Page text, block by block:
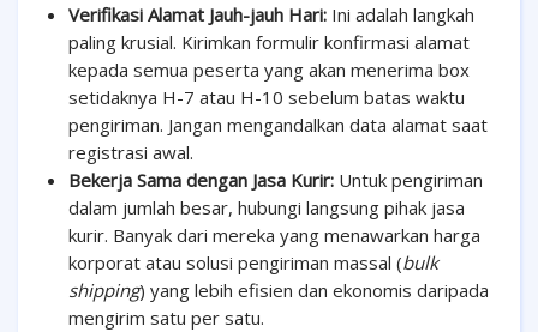
Verifikasi Alamat Jauh-jauh Hari: Ini adalah langkah
paling krusial. Kirimkan formulir konfirmasi alamat
kepada semua peserta yang akan menerima box
setidaknya H-7 atau H-10 sebelum batas waktu
pengiriman. Jangan mengandalkan data alamat saat
registrasi awal.
Bekerja Sama dengan Jasa Kurir: Untuk pengiriman
dalam jumlah besar, hubungi langsung pihak jasa
kurir. Banyak dari mereka yang menawarkan harga
korporat atau solusi pengiriman massal (bulk
shipping) yang lebih efisien dan ekonomis daripada
mengirim satu per satu.